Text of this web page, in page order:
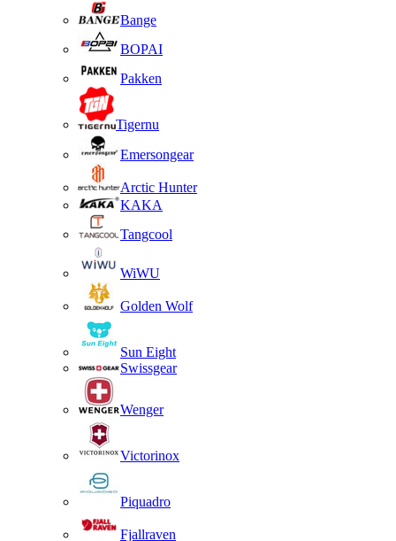
Bange
BOPAI
Pakken
Tigernu
Emersongear
Arctic Hunter
KAKA
Tangcool
WiWU
Golden Wolf
Sun Eight
Swissgear
Wenger
Victorinox
Piquadro
Fjallraven